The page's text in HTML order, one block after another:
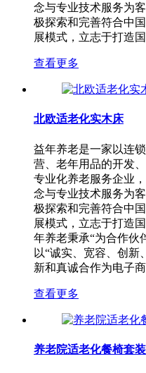
念与专业技术服务为
极探索和完善符合中
展模式，立志于打造
查看更多
北欧适老化实木床
益年养老是一家以连
营、老年用品的开发
专业化养老服务企业
念与专业技术服务为
极探索和完善符合中
展模式，立志于打造
年养老秉承“为合作伙
以“诚实、宽容、创新
新和真诚合作为电子
查看更多
养老院适老化餐椅套装